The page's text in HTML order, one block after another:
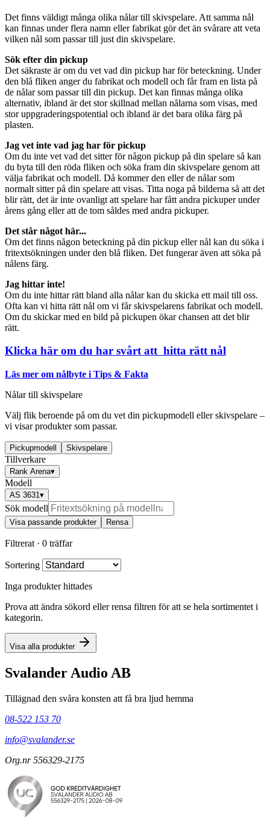
Det finns väldigt många olika nålar till skivspelare. Att samma nål
kan finnas under flera namn eller fabrikat gör det än svårare att veta
vilken nål som passar till just din skivspelare.
Sök efter din pickup
Det säkraste är om du vet vad din pickup har för beteckning. Under
den blå fliken anger du fabrikat och modell och får fram en lista på
de nålar som passar till din pickup. Det kan finnas många olika
alternativ, ibland är det stor skillnad mellan nålarna som visas, med
stor uppgraderingspotential och ibland är det bara olika färg på
plasten.
Jag vet inte vad jag har för pickup
Om du inte vet vad det sitter för någon pickup på din spelare så kan
du byta till den röda fliken och söka fram din skivspelare genom att
välja fabrikat och modell. Då kommer den eller de nålar som
normalt sitter på din spelare att visas. Titta noga på bilderna så att det
blir rätt, det är inte ovanligt att spelare har fått andra pickuper under
årens gång eller att de tom såldes med andra pickuper.
Det står något här...
Om det finns någon beteckning på din pickup eller nål kan du söka i
fritextsökningen under den blå fliken. Det fungerar även att söka på
nålens färg.
Jag hittar inte!
Om du inte hittar rätt bland alla nålar kan du skicka ett mail till oss.
Ofta kan vi hitta rätt nål om vi får skivspelarens fabrikat och modell.
Om du skickar med en bild på pickupen ökar chansen att det blir
rätt.
Klicka här om du har svårt att hitta rätt nål
Läs mer om nålbyte i Tips & Fakta
Nålar till skivspelare
Välj flik beroende på om du vet din pickupmodell eller skivspelare –
vi visar produkter som passar.
Pickupmodell Skivspelare
Tillverkare
Rank Arena▾
Modell
AS 3631▾
Sök modell
Visa passande produkter Rensa
Filtrerat · 0 träffar
Sortering
Inga produkter hittades
Prova att ändra sökord eller rensa filtren för att se hela sortimentet i
kategorin.
Visa alla produkter
Svalander Audio AB
Tillägnad den svåra konsten att få bra ljud hemma
08-522 153 70
info@svalander.se
Org.nr 556329-2175